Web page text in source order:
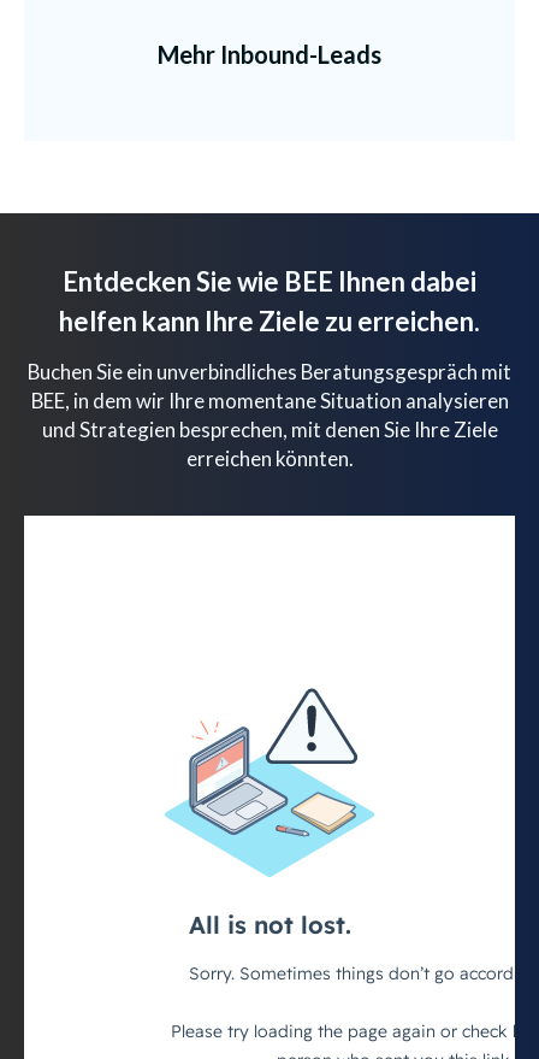
Mehr Inbound-Leads
Entdecken Sie wie BEE Ihnen dabei
helfen kann Ihre Ziele zu erreichen.
Buchen Sie ein unverbindliches Beratungsgespräch mit
BEE, in dem wir Ihre momentane Situation analysieren
und Strategien besprechen, mit denen Sie Ihre Ziele
erreichen könnten.